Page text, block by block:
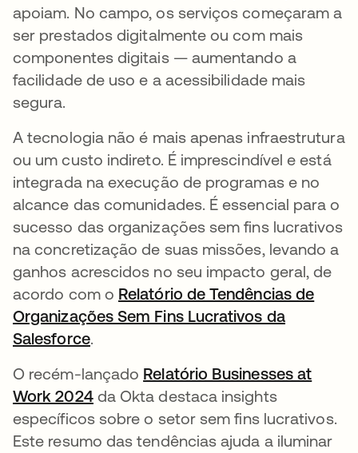
apoiam. No campo, os serviços começaram a
ser prestados digitalmente ou com mais
componentes digitais — aumentando a
facilidade de uso e a acessibilidade mais
segura.
A tecnologia não é mais apenas infraestrutura
ou um custo indireto. É imprescindível e está
integrada na execução de programas e no
alcance das comunidades. É essencial para o
sucesso das organizações sem fins lucrativos
na concretização de suas missões, levando a
ganhos acrescidos no seu impacto geral, de
acordo com o Relatório de Tendências de
Organizações Sem Fins Lucrativos da
Salesforceabre em uma nova guia
.
O recém-lançado Relatório Businesses at
Work 2024abre em uma nova guia
da Okta destaca insights
específicos sobre o setor sem fins lucrativos.
Este resumo das tendências ajuda a iluminar